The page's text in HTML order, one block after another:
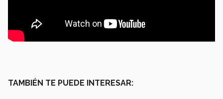
TAMBIÉN TE PUEDE INTERESAR: